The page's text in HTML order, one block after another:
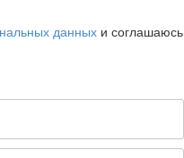
данных и соглашаюсь